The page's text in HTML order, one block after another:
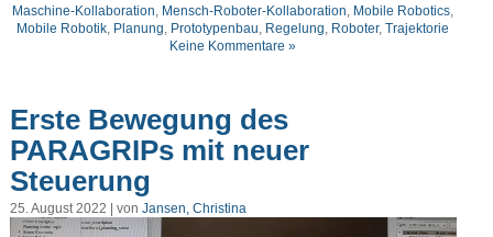
Maschine-Kollaboration, Mensch-Roboter-Kollaboration, Mobile Robotics,
Mobile Robotik, Planung, Prototypenbau, Regelung, Roboter,Trajektorie
Keine Kommentare »
Erste Bewegung des
PARAGRIPs mit neuer
Steuerung
25. August 2022 | von Jansen, Christina
Video-